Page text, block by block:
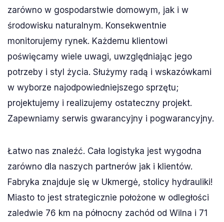
zarówno w gospodarstwie domowym, jak i w
środowisku naturalnym. Konsekwentnie
monitorujemy rynek. Każdemu klientowi
poświęcamy wiele uwagi, uwzględniając jego
potrzeby i styl życia. Służymy radą i wskazówkami
w wyborze najodpowiedniejszego sprzętu;
projektujemy i realizujemy ostateczny projekt.
Zapewniamy serwis gwarancyjny i pogwarancyjny.
Łatwo nas znaleźć. Cała logistyka jest wygodna
zarówno dla naszych partnerów jak i klientów.
Fabryka znajduje się w Ukmergė, stolicy hydrauliki!
Miasto to jest strategicznie położone w odległości
zaledwie 76 km na północny zachód od Wilna i 71